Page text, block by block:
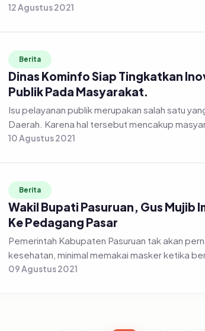
12 Agustus 2021
Berita
Dinas Kominfo Siap Tingkatkan
Publik Pada Masyarakat.
Isu pelayanan publik merupakan salah satu
Daerah. Karena hal tersebut mencakup
10 Agustus 2021
Berita
Wakil Bupati Pasuruan, Gus Mujib
Ke Pedagang Pasar
Pemerintah Kabupaten Pasuruan tak akan
09 Agustus 2021